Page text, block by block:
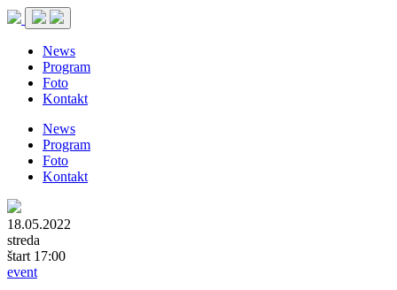
News
Program
Foto
Kontakt
News
Program
Foto
Kontakt
18.05.2022
streda
štart 17:00
event